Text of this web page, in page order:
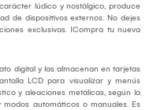
lúdico y nostálgico, produce
de dispositivos externos. No dejes
exclusivas. ¡Compra tu nueva
digital y las almacenan en tarjetas
LCD para visualizar y menús
y aleaciones metálicas, según la
automáticos o manuales. Es